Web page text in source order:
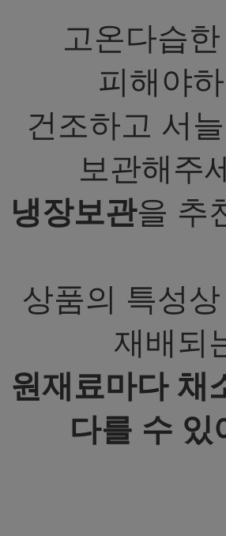
고온다습
피해야하
건조하고 서
보관해주
냉장보관을 추
상품의 특성상
재배되
원재료마다 채
다를 수 있